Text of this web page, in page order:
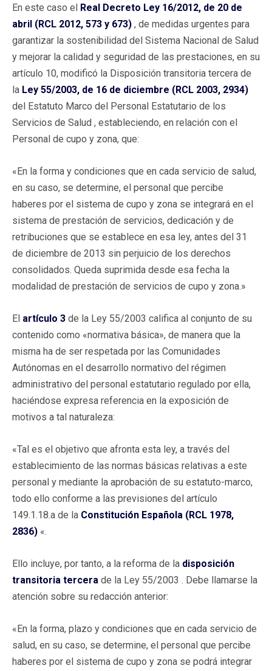
En este caso el Real Decreto Ley 16/2012, de 20 de
abril (RCL 2012, 573 y 673) , de medidas urgentes para
garantizar la sostenibilidad del Sistema Nacional de Salud
y mejorar la calidad y seguridad de las prestaciones, en su
artículo 10, modificó la Disposición transitoria tercera de
la Ley 55/2003, de 16 de diciembre (RCL 2003, 2934)
del Estatuto Marco del Personal Estatutario de los
Servicios de Salud , estableciendo, en relación con el
Personal de cupo y zona, que:
«En la forma y condiciones que en cada servicio de salud,
en su caso, se determine, el personal que percibe
haberes por el sistema de cupo y zona se integrará en el
sistema de prestación de servicios, dedicación y de
retribuciones que se establece en esa ley, antes del 31
de diciembre de 2013 sin perjuicio de los derechos
consolidados. Queda suprimida desde esa fecha la
modalidad de prestación de servicios de cupo y zona.»
El artículo 3 de la Ley 55/2003 califica al conjunto de su
contenido como «normativa básica», de manera que la
misma ha de ser respetada por las Comunidades
Autónomas en el desarrollo normativo del régimen
administrativo del personal estatutario regulado por ella,
haciéndose expresa referencia en la exposición de
motivos a tal naturaleza:
«Tal es el objetivo que afronta esta ley, a través del
establecimiento de las normas básicas relativas a este
personal y mediante la aprobación de su estatuto-marco,
todo ello conforme a las previsiones del artículo
149.1.18.a de la Constitución Española (RCL 1978,
2836) «.
Ello incluye, por tanto, a la reforma de la disposición
transitoria tercera de la Ley 55/2003 . Debe llamarse la
atención sobre su redacción anterior:
«En la forma, plazo y condiciones que en cada servicio de
salud, en su caso, se determine, el personal que percibe
haberes por el sistema de cupo y zona se podrá integrar